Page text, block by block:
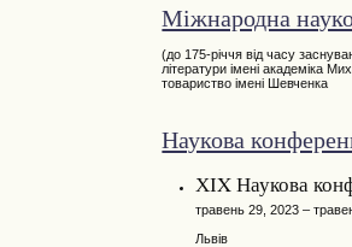
Міжнародна
(до 175-річчя від часу
літератури імені академіка
товариство імені Шевченка
Наукова
ХІX Наукова
травень 29, 2023 –
Львів